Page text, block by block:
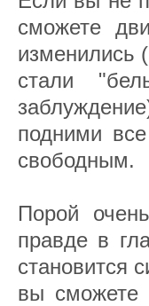
сможете
изменились
стали
подними
свободным.
Порой
правде в
становится
вы сможете